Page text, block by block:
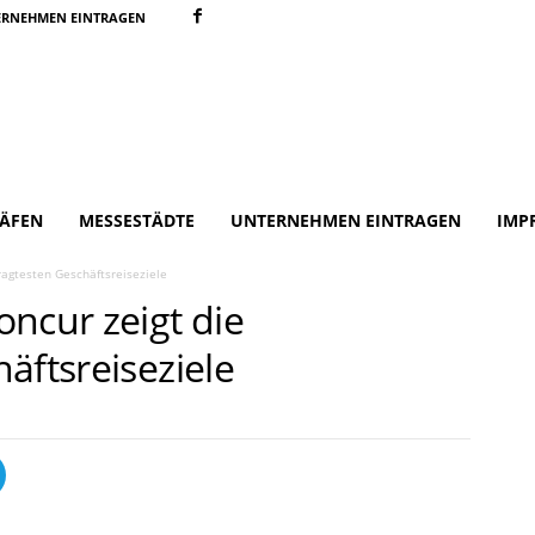
EINTRAGEN
MESSESTÄDTE UNTERNEHMEN EINTRAGEN
Geschäftsreiseziele
zeigt die